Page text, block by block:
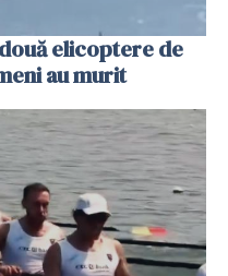
elicoptere de
au murit